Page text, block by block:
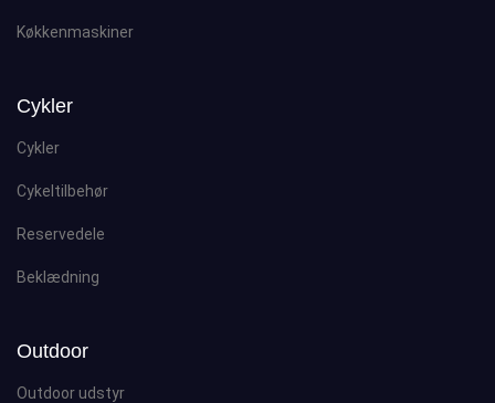
Køkkenmaskiner
Cykler
Cykler
Cykeltilbehør
Reservedele
Beklædning
Outdoor
Outdoor udstyr